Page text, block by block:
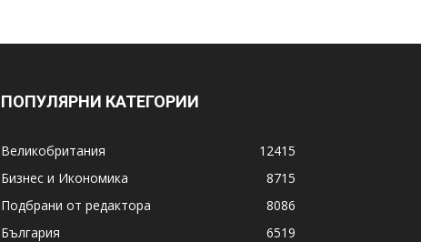
ПОПУЛЯРНИ КАТЕГОРИИ
Великобритания
12415
Бизнес и Икономика
8715
Подбрани от редактора
8086
България
6519